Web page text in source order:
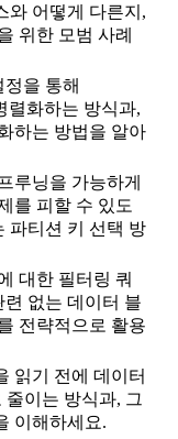
와 어떻게 다른지,
위한 모범 사례
정을 통해
렬화하는 방식과,
하는 방법을 알아
루닝을 가능하게
를 피할 수 있도
파티션 키 선택 방
대한 필터링 쿼
없는 데이터 블
전략적으로 활용
읽기 전에 데이터
이는 방식과, 그
이해하세요.